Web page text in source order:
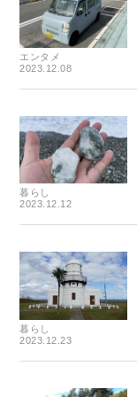
エンタメ
2023.12.08
暮らし
2023.12.12
暮らし
2023.12.23